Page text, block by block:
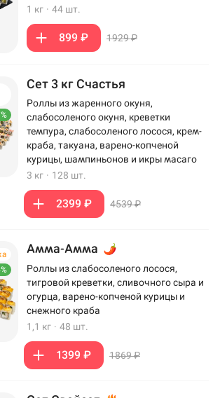
1 кг · 44 шт.
899 ₽ 1929 ₽
Сет 3 кг Счастья
Роллы из жаренного окуня,
слабосоленого окуня, креветки
темпура, слабосоленого лосося, крем-
краба, такуана, варено-копченой
курицы, шампиньонов и икры масаго
3 кг · 128 шт.
2399 ₽ 4539 ₽
Амма-Амма
Роллы из слабосоленого лосося,
тигровой креветки, сливочного сыра и
огурца, варено-копченой курицы и
снежного краба
1,1 кг · 48 шт.
1399 ₽ 1869 ₽